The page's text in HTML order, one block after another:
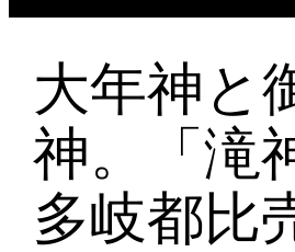
大年神と
神。「滝
多岐都比